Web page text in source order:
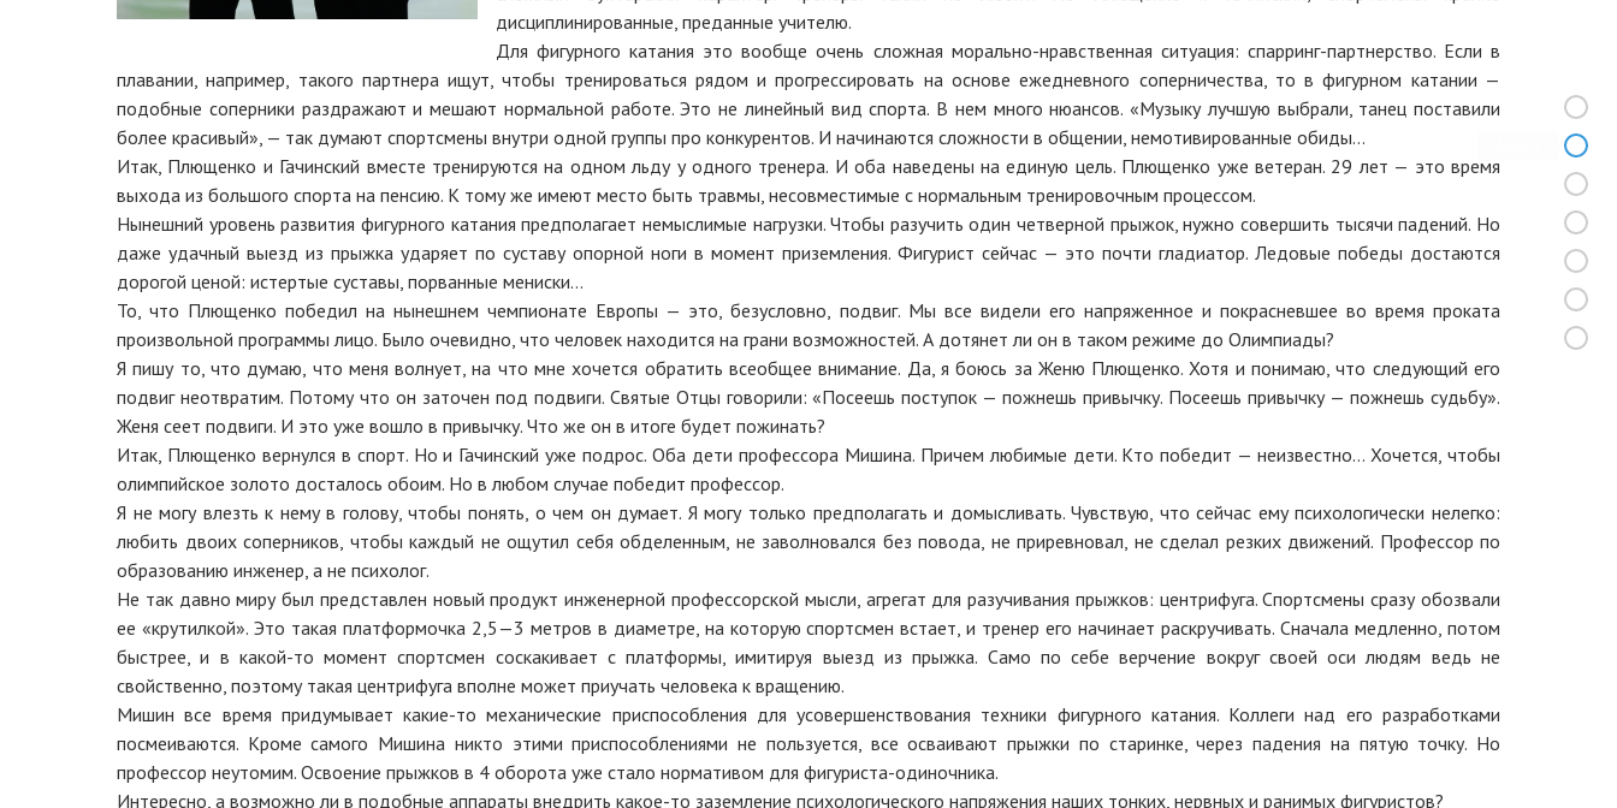
дисциплинированные, преданные учителю.
Для фигурного катания это вообще очень сложная морально-нравственная ситуация: спарринг-партнерство. Если в
плавании, например, такого партнера ищут, чтобы тренироваться рядом и прогрессировать на основе ежедневного соперничества, то в фигурном катании —
подобные соперники раздражают и мешают нормальной работе. Это не линейный вид спорта. В нем много нюансов. «Музыку лучшую выбрали, танец поставили
более красивый», — так думают спортсмены внутри одной группы про конкурентов. И начинаются сложности в общении, немотивированные обиды…
Итак, Плющенко и Гачинский вместе тренируются на одном льду у одного тренера. И оба наведены на единую цель. Плющенко уже ветеран. 29 лет — это время
выхода из большого спорта на пенсию. К тому же имеют место быть травмы, несовместимые с нормальным тренировочным процессом.
Нынешний уровень развития фигурного катания предполагает немыслимые нагрузки. Чтобы разучить один четверной прыжок, нужно совершить тысячи падений. Но
даже удачный выезд из прыжка ударяет по суставу опорной ноги в момент приземления. Фигурист сейчас — это почти гладиатор. Ледовые победы достаются
дорогой ценой: истертые суставы, порванные мениски…
То, что Плющенко победил на нынешнем чемпионате Европы — это, безусловно, подвиг. Мы все видели его напряженное и покрасневшее во время проката
произвольной программы лицо. Было очевидно, что человек находится на грани возможностей. А дотянет ли он в таком режиме до Олимпиады?
Я пишу то, что думаю, что меня волнует, на что мне хочется обратить всеобщее внимание. Да, я боюсь за Женю Плющенко. Хотя и понимаю, что следующий его
подвиг неотвратим. Потому что он заточен под подвиги. Святые Отцы говорили: «Посеешь поступок — пожнешь привычку. Посеешь привычку — пожнешь судьбу».
Женя сеет подвиги. И это уже вошло в привычку. Что же он в итоге будет пожинать?
Итак, Плющенко вернулся в спорт. Но и Гачинский уже подрос. Оба дети профессора Мишина. Причем любимые дети. Кто победит — неизвестно… Хочется, чтобы
олимпийское золото досталось обоим. Но в любом случае победит профессор.
Я не могу влезть к нему в голову, чтобы понять, о чем он думает. Я могу только предполагать и домысливать. Чувствую, что сейчас ему психологически нелегко:
любить двоих соперников, чтобы каждый не ощутил себя обделенным, не заволновался без повода, не приревновал, не сделал резких движений. Профессор по
образованию инженер, а не психолог.
Не так давно миру был представлен новый продукт инженерной профессорской мысли, агрегат для разучивания прыжков: центрифуга. Спортсмены сразу обозвали
ее «крутилкой». Это такая платформочка 2,5—3 метров в диаметре, на которую спортсмен встает, и тренер его начинает раскручивать. Сначала медленно, потом
быстрее, и в какой-то момент спортсмен соскакивает с платформы, имитируя выезд из прыжка. Само по себе верчение вокруг своей оси людям ведь не
свойственно, поэтому такая центрифуга вполне может приучать человека к вращению.
Мишин все время придумывает какие-то механические приспособления для усовершенствования техники фигурного катания. Коллеги над его разработками
посмеиваются. Кроме самого Мишина никто этими приспособлениями не пользуется, все осваивают прыжки по старинке, через падения на пятую точку. Но
профессор неутомим. Освоение прыжков в 4 оборота уже стало нормативом для фигуриста-одиночника.
Интересно, а возможно ли в подобные аппараты внедрить какое-то заземление психологического напряжения наших тонких, нервных и ранимых фигуристов?